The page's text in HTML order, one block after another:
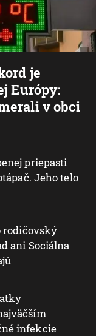
je
Európy:
v obci
priepasti
Jeho telo
rodičovský
ani Sociálna
infekcie